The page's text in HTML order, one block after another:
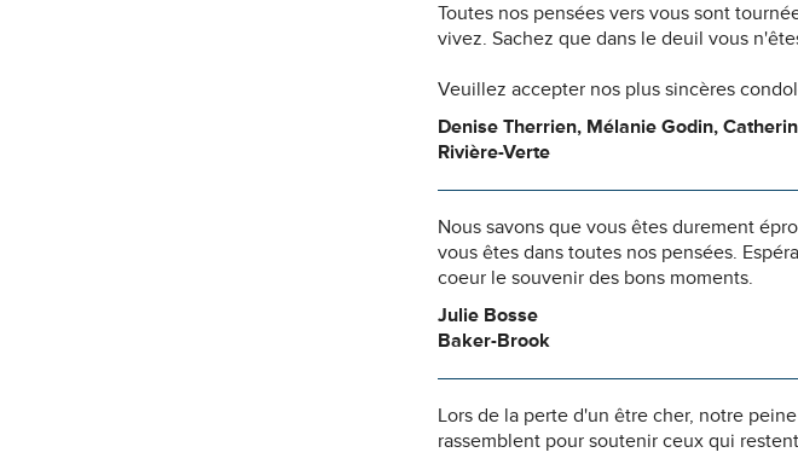
Toutes nos pensées vers vous sont
vivez. Sachez que dans le deuil vous
Veuillez accepter nos plus sincères
Denise Therrien, Mélanie Godin,
Rivière-Verte
Nous savons que vous êtes durement
vous êtes dans toutes nos pensées.
coeur le souvenir des bons moments.
Julie Bosse
Baker-Brook
Lors de la perte d'un être cher, notre
rassemblent pour soutenir ceux qui